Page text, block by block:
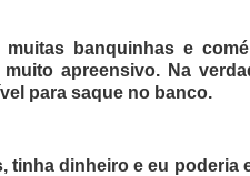
muitas banquinhas e
apreensivo. Na
para saque no banco.
tinha dinheiro e eu poderia